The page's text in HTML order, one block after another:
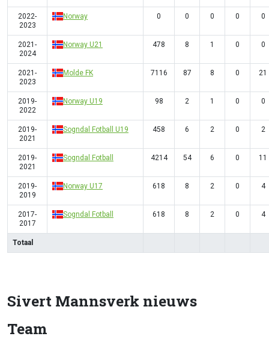
2022-
2023
Norway 0 0 0 0 0
2021-
2024
Norway U21 478 8 1 0 0
2021-
2023
Molde FK 7116 87 8 0 21
2019-
2022
Norway U19 98 2 1 0 0
2019-
2021
Sogndal Fotball U19 458 6 2 0 2
2019-
2021
Sogndal Fotball 4214 54 6 0 11
2019-
2019
Norway U17 618 8 2 0 4
2017-
2017
Sogndal Fotball 618 8 2 0 4
Totaal
Sivert Mannsverk nieuws
Team